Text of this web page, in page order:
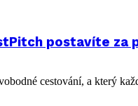
postavíte za
cestování, a který